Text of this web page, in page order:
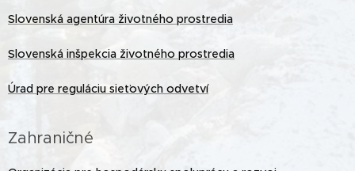
Slovenská agentúra životného prostredia
Slovenská inšpekcia životného prostredia
Úrad pre reguláciu sieťových odvetví
Zahraničné